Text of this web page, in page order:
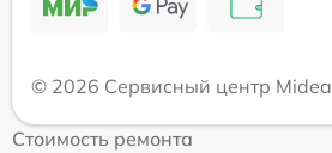
© 2026 Сервисный центр Midea
Стоимость ремонта